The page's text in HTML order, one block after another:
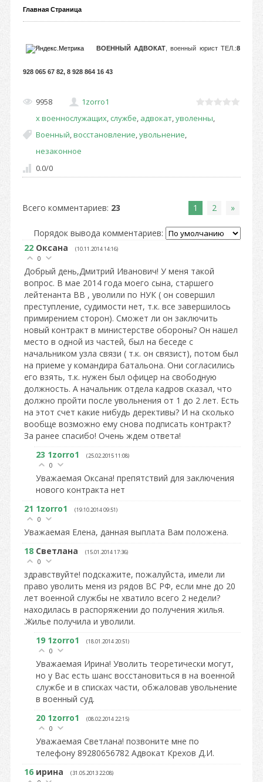
Главная Страница
ВОЕННЫЙ АДВОКАТ , военный юрист ТЕЛ.:8
928 065 67 82, 8 928 864 16 43
9958
1zorro1
х военнослужащих службе адвокат уволенны
Военный восстановление увольнение
незаконное
0.0/0
Всего комментариев: 23 1 2 »
Порядок вывода комментариев:
22 Оксана (10.11.2014 14:16)
0
Добрый день,Дмитрий Иванович! У меня такой
вопрос. В мае 2014 года моего сына, старшего
лейтенанта ВВ , уволили по НУК ( он совершил
преступление, судимости нет, т.к. все завершилось
примирением сторон). Сможет ли он заключить
новый контракт в министерстве обороны? Он нашел
место в одной из частей, был на беседе с
начальником узла связи ( т.к. он связист), потом был
на приеме у командира батальона. Они согласились
его взять, т.к. нужен был офицер на свободную
должность. А начальник отдела кадров сказал, что
должно пройти после увольнения от 1 до 2 лет. Есть
на этот счет какие нибудь дерективы? И на сколько
вообще возможно ему снова подписать контракт?
За ранее спасибо! Очень ждем ответа!
23 1zorro1 (25.02.2015 11:08)
0
Уважаемая Оксана! препятствий для заключения
нового контракта нет
21 1zorro1 (19.10.2014 09:51)
0
Уважаемая Елена, данная выплата Вам положена.
18 Светлана (15.01.2014 17:36)
0
здравствуйте! подскажите, пожалуйста, имели ли
право уволить меня из рядов ВС РФ, если мне до 20
лет военной службы не хватило всего 2 недели?
находилась в распоряжении до получения жилья.
.Жилье получила и уволили.
19 1zorro1 (18.01.2014 20:51)
0
Уважаемая Ирина! Уволить теоретически могут,
но у Вас есть шанс восстановиться в на военной
службе и в списках части, обжаловав увольнение
в военный суд.
20 1zorro1 (08.02.2014 22:15)
0
Уважаемая Светлана! позвоните мне по
телефону 89280656782 Адвокат Крехов Д.И.
16 ирина (31.05.2013 22:08)